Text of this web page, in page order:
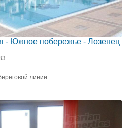
- Южное побережье - Лозенец
линии